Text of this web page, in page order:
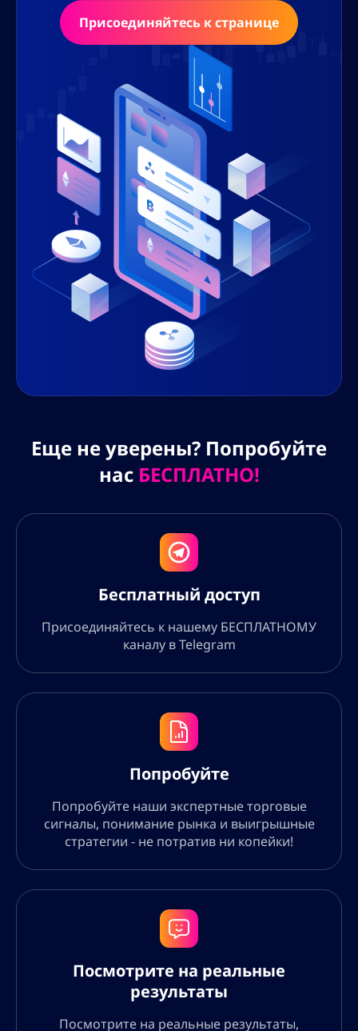
Присоединяйтесь к странице
Еще не уверены? Попробуйте
нас БЕСПЛАТНО!
Бесплатный доступ
Присоединяйтесь к нашему БЕСПЛАТНОМУ
каналу в Telegram
Попробуйте
Попробуйте наши экспертные торговые
сигналы, понимание рынка и выигрышные
стратегии - не потратив ни копейки!
Посмотрите на реальные
результаты
Посмотрите на реальные результаты,